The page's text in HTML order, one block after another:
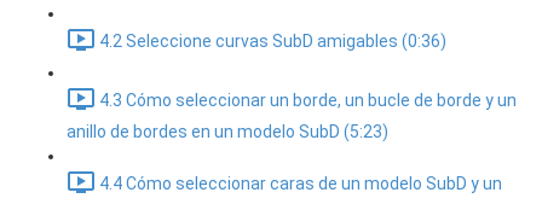
4.2 Seleccione curvas SubD amigables (0:36)
4.3 Cómo seleccionar un borde, un bucle de borde y un
anillo de bordes en un modelo SubD (5:23)
4.4 Cómo seleccionar caras de un modelo SubD y un